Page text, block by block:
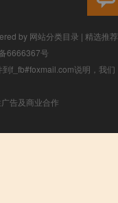
by 网站分类目录 | 精选推荐
6666367号
f_fb#foxmail.com说明，我们
告及商业合作